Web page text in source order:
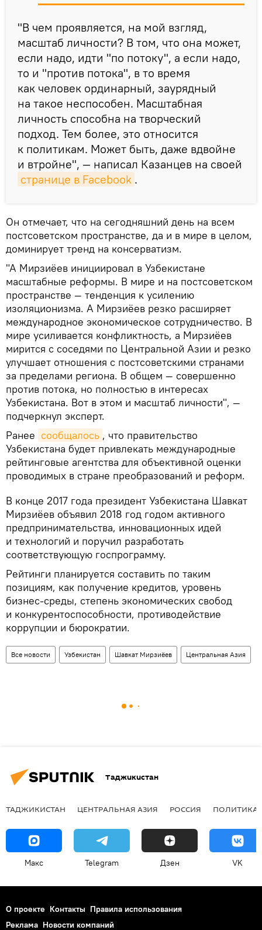
"В чем проявляется, на мой взгляд,
масштаб личности? В том, что она может,
если надо, идти "по потоку", а если надо,
то и "против потока", в то время
как человек ординарный, заурядный
на такое неспособен. Масштабная
личность способна на творческий
подход. Тем более, это относится
к политикам. Может быть, даже вдвойне
и втройне", — написал Казанцев на своей
странице в Facebook .
Он отмечает, что на сегодняшний день на всем
постсоветском пространстве, да и в мире в целом,
доминирует тренд на консерватизм.
"А Мирзиёев инициировал в Узбекистане
масштабные реформы. В мире и на постсоветском
пространстве — тенденция к усилению
изоляционизма. А Мирзиёев резко расширяет
международное экономическое сотрудничество. В
мире усиливается конфликтность, а Мирзиёев
мирится с соседями по Центральной Азии и резко
улучшает отношения с постсоветскими странами
за пределами региона. В общем — совершенно
против потока, но полностью в интересах
Узбекистана. Вот в этом и масштаб личности", —
подчеркнул эксперт.
Ранее сообщалось , что правительство
Узбекистана будет привлекать международные
рейтинговые агентства для объективной оценки
проводимых в стране преобразований и реформ.
В конце 2017 года президент Узбекистана Шавкат
Мирзиёев объявил 2018 год годом активного
предпринимательства, инновационных идей
и технологий и поручил разработать
соответствующую госпрограмму.
Рейтинги планируется составить по таким
позициям, как получение кредитов, уровень
бизнес-среды, степень экономических свобод
и конкурентоспособности, противодействие
коррупции и бюрократии.
Все новости Узбекистан Шавкат Мирзиёев Центральная Азия
Таджикистан
ТАДЖИКИСТАН ЦЕНТРАЛЬНАЯ АЗИЯ РОССИЯ ПОЛИТИКА
Макс Telegram Дзен VK
О проекте Контакты Правила использования
Реклама Новости компаний